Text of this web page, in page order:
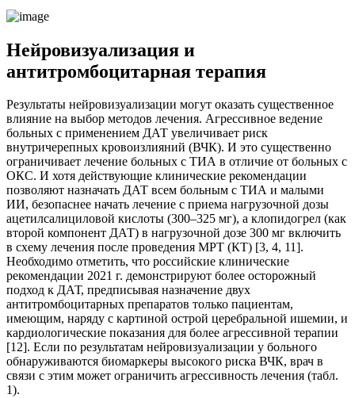
Нейровизуализация и
антитромбоцитарная терапия
Результаты нейровизуализации могут оказать существенное
влияние на выбор методов лечения. Агрессивное ведение
больных с применением ДАТ увеличивает риск
внутричерепных кровоизлияний (ВЧК). И это существенно
ограничивает лечение больных с ТИА в отличие от больных с
ОКС. И хотя действующие клинические рекомендации
позволяют назначать ДАТ всем больным с ТИА и малыми
ИИ, безопаснее начать лечение с приема нагрузочной дозы
ацетилсалициловой кислоты (300–325 мг), а клопидогрел (как
второй компонент ДАТ) в нагрузочной дозе 300 мг включить
в схему лечения после проведения МРТ (КТ) [3, 4, 11].
Необходимо отметить, что российские клинические
рекомендации 2021 г. демонстрируют более осторожный
подход к ДАТ, предписывая назначение двух
антитромбоцитарных препаратов только пациентам,
имеющим, наряду с картиной острой церебральной ишемии, и
кардиологические показания для более агрессивной терапии
[12]. Если по результатам нейровизуализации у больного
обнаруживаются биомаркеры высокого риска ВЧК, врач в
связи с этим может ограничить агрессивность лечения (табл.
1).